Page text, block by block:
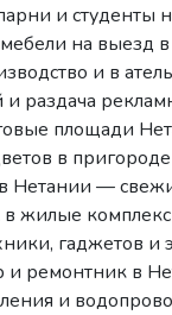
и студенты
на выезд
и в
раздача
площади
в
Нетании —
жилые
гаджетов и
и ремонтник в
и